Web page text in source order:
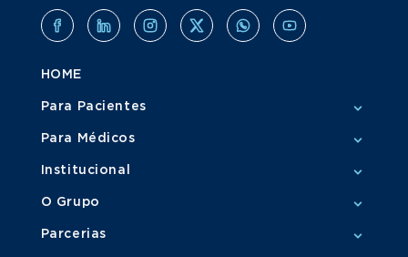
HOME
Para Pacientes
Para Médicos
Institucional
O Grupo
Parcerias